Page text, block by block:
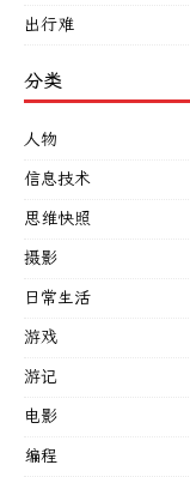
出行难
分类
人物
信息技术
思维快照
摄影
日常生活
游戏
游记
电影
编程